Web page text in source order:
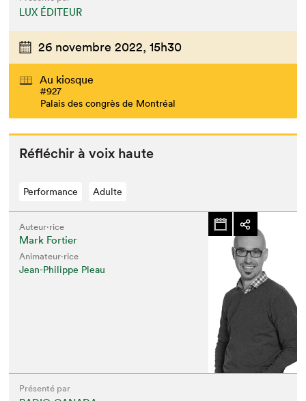
LUX ÉDITEUR
26 novembre 2022, 15h30
Au kiosque
#927
Palais des congrès de Montréal
Réfléchir à voix haute
Performance Adulte
Auteur·rice
Mark Fortier
Animateur⋅rice
Jean-Philippe Pleau
Présenté par